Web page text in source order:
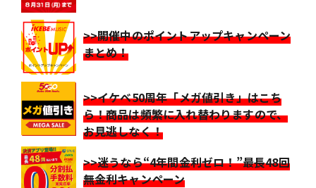
>>開催中のポイントアップキャンペーン
まとめ！
>>イケベ50周年「メガ値引き」はこち
ら！商品は頻繁に入れ替わりますので、
お見逃しなく！
>>迷うなら“4年間金利ゼロ！”最長48回
無金利キャンペーン